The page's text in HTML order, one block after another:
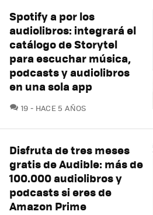
Spotify a por los
audiolibros: integrará el
catálogo de Storytel
para escuchar música,
podcasts y audiolibros
en una sola app
19 COMENTARIOS
HACE 5 AÑOS
Disfruta de tres meses
gratis de Audible: más de
100.000 audiolibros y
podcasts si eres de
Amazon Prime